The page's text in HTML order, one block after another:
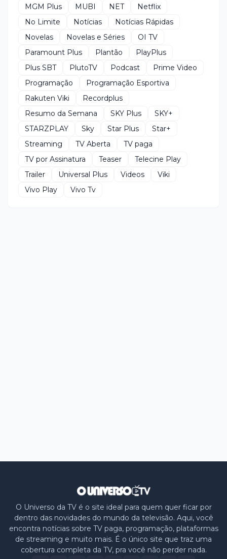
MGM Plus
MUBI NET
Netflix
No Limite
Notícias
Notícias Rápidas
Novelas
Novelas e Séries
OI TV
Paramount Plus
Plantão
PlayPlus
Plus SBT
PlutoTV Podcast
Prime Video
Programação
Programação Esportiva
Rakuten Viki
Recordplus
Resumo da Semana
SKY Plus
SKY+
STARZPLAY
Sky Star Plus
Star+
Streaming
TV Aberta
TV paga
TV por Assinatura
Teaser
Telecine Play
Trailer
Universal Plus Videos
Viki
Vivo Play
Vivo Tv
O Universo da TV é o site ideal para quem quer ficar por
dentro das novidades do mundo da televisão. Aqui, você
encontra notícias sobre TV paga, programação, plataformas
de streaming e muito mais. É o único site que traz uma
cobertura completa da TV, pra você não perder nada.